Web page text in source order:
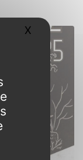
X Masquer